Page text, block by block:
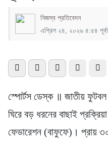
নিজস্ব প্রতিবেদন
এপ্রিল ২৪, ২০২৬ ৪:৫৪
স্পোর্টস ডেস্ক ॥ জাতীয়
ঘিরে বড় ধরনের বাছাই
ফেডারেশন (বাফুফে)। প্রায়